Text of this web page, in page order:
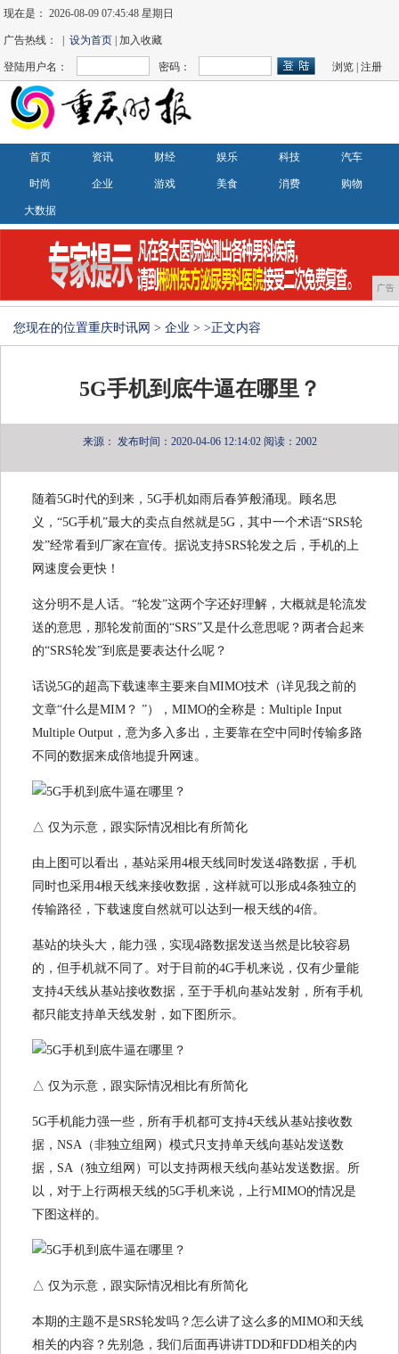
现在是：2026-08-09 07:45:48 星期日
广告热线： |设为首页 | 加入收藏
登陆用户名： 密码： 浏览 |注册
首页 资讯 财经 娱乐 科技 汽车
时尚 企业 游戏 美食 消费 购物
大数据
广告
您现在的位置重庆时讯网 > 企业 > >正文内容
5G手机到底牛逼在哪里？
来源： 发布时间：2020-04-06 12:14:02 阅读：2002
随着5G时代的到来，5G手机如雨后春笋般涌现。顾名思
义，“5G手机”最大的卖点自然就是5G，其中一个术语“SRS轮
发”经常看到厂家在宣传。据说支持SRS轮发之后，手机的上
网速度会更快！
这分明不是人话。“轮发”这两个字还好理解，大概就是轮流发
送的意思，那轮发前面的“SRS”又是什么意思呢？两者合起来
的“SRS轮发”到底是要表达什么呢？
话说5G的超高下载速率主要来自MIMO技术（详见我之前的
文章“什么是MIM？ ”），MIMO的全称是：Multiple Input
Multiple Output，意为多入多出，主要靠在空中同时传输多路
不同的数据来成倍地提升网速。
△ 仅为示意，跟实际情况相比有所简化
由上图可以看出，基站采用4根天线同时发送4路数据，手机
同时也采用4根天线来接收数据，这样就可以形成4条独立的
传输路径，下载速度自然就可以达到一根天线的4倍。
基站的块头大，能力强，实现4路数据发送当然是比较容易
的，但手机就不同了。对于目前的4G手机来说，仅有少量能
支持4天线从基站接收数据，至于手机向基站发射，所有手机
都只能支持单天线发射，如下图所示。
△ 仅为示意，跟实际情况相比有所简化
5G手机能力强一些，所有手机都可支持4天线从基站接收数
据，NSA（非独立组网）模式只支持单天线向基站发送数
据，SA（独立组网）可以支持两根天线向基站发送数据。所
以，对于上行两根天线的5G手机来说，上行MIMO的情况是
下图这样的。
△ 仅为示意，跟实际情况相比有所简化
本期的主题不是SRS轮发吗？怎么讲了这么多的MIMO和天线
相关的内容？先别急，我们后面再讲讲TDD和FDD相关的内